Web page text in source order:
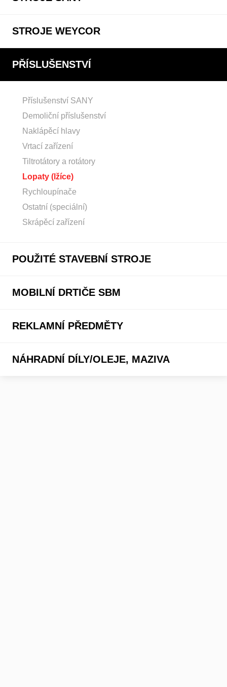
STROJE WEYCOR
PŘÍSLUŠENSTVÍ
Příslušenství SANY
Demoliční příslušenství
Naklápěcí hlavy
Vrtací zařízení
Tiltrotátory a rotátory
Lopaty (lžíce)
Rychloupínače
Ostatní (speciální)
Skrápěcí zařízení
POUŽITÉ STAVEBNÍ STROJE
MOBILNÍ DRTIČE SBM
REKLAMNÍ PŘEDMĚTY
NÁHRADNÍ DÍLY/OLEJE, MAZIVA